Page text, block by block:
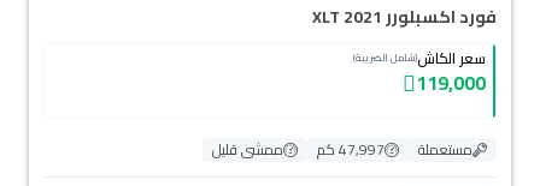
فورد اكسبلورر XLT 2021
سعر الكاش(شامل الضريبة)
119,000
مستعملة 47,997 كم
ممشى قليل